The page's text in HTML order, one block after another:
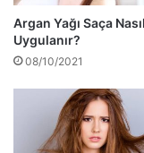
Argan Yağı Saça Nasıl
Uygulanır?
08/10/2021